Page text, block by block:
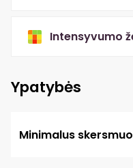
Intensyvumo
Ypatybės
Minimalus skersmuo